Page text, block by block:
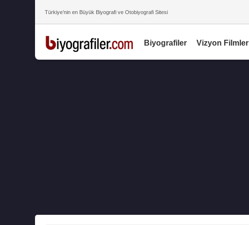
Türkiye’nin en Büyük Biyografi ve Otobiyografi Sitesi
Biyografiler Vizyon Filmler